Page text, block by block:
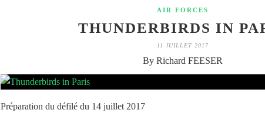
AIR FORCES
THUNDERBIRDS IN
11 JUILLET 2017
By Richard FEESER
Préparation du défilé du 14 juillet 2017